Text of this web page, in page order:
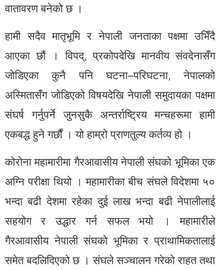
वातावरण बनेको छ ।
हामी सदैव मातृभूमि र नेपाली जनताका पक्षमा उभिँदै
आएका छौं । विपद्, प्रकोपदेखि मानवीय संवदेनासँग
जोडिएका कुनै पनि घटना–परिघटना, नेपालको
अस्मितासँग जोडिएको विषयदेखि नेपाली समुदायका पक्षमा
संघर्ष गर्नुपर्ने जुनसुकै अन्तर्राष्ट्रिय मन्चहरूमा हामी
एकबद्ध हुने गर्छौं । यो हाम्रो प्राणतुल्य कर्तव्य हो ।
कोरोना महामारीमा गैरआवासीय नेपाली संघको भूमिका एक
अग्नि परीक्षा थियो । महामारीका बीच संघले विदेशमा ५०
भन्दा बढी देशमा रहेका दुई लाख भन्दा बढी नेपालीलाई
सहयोग र उद्धार गर्न सफल भयो । महामारीले
गैरआवासीय नेपाली संघको भूमिका र प्राथामिकतालाई
समेत बदलिदिएको छ । संघले सञ्चालन गरेको राहत तथा